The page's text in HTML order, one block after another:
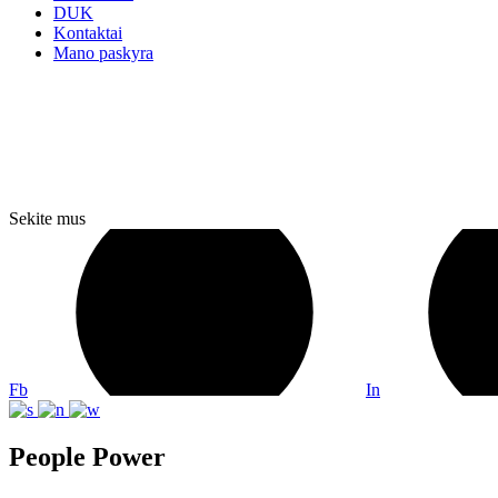
DUK
Kontaktai
Mano paskyra
Sekite mus
Fb In
People Power